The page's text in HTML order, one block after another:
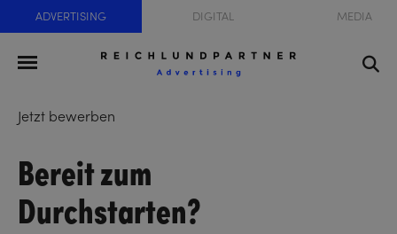
ADVERTISING DIGITAL MEDIA
Jetzt bewerben
Bereit zum
Durchstarten?